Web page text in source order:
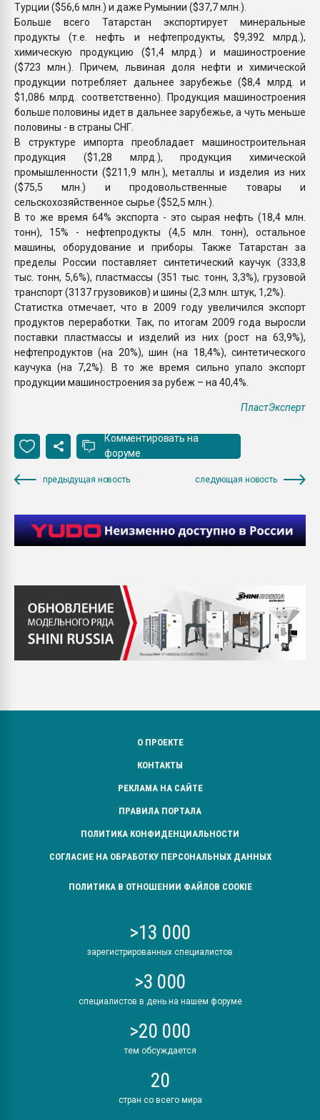
Турции ($56,6 млн.) и даже Румынии ($37,7 млн.).
Больше всего Татарстан экспортирует минеральные
продукты (т.е. нефть и нефтепродукты, $9,392 млрд.),
химическую продукцию ($1,4 млрд.) и машиностроение
($723 млн.). Причем, львиная доля нефти и химической
продукции потребляет дальнее зарубежье ($8,4 млрд. и
$1,086 млрд. соответственно). Продукция машиностроения
больше половины идет в дальнее зарубежье, а чуть меньше
половины - в страны СНГ.
В структуре импорта преобладает машиностроительная
продукция ($1,28 млрд.), продукция химической
промышленности ($211,9 млн.), металлы и изделия из них
($75,5 млн.) и продовольственные товары и
сельскохозяйственное сырье ($52,5 млн.).
В то же время 64% экспорта - это сырая нефть (18,4 млн.
тонн), 15% - нефтепродукты (4,5 млн. тонн), остальное
машины, оборудование и приборы. Также Татарстан за
пределы России поставляет синтетический каучук (333,8
тыс. тонн, 5,6%), пластмассы (351 тыс. тонн, 3,3%), грузовой
транспорт (3137 грузовиков) и шины (2,3 млн. штук, 1,2%).
Статистка отмечает, что в 2009 году увеличился экспорт
продуктов переработки. Так, по итогам 2009 года выросли
поставки пластмассы и изделий из них (рост на 63,9%),
нефтепродуктов (на 20%), шин (на 18,4%), синтетического
каучука (на 7,2%). В то же время сильно упало экспорт
продукции машиностроения за рубеж – на 40,4%.
ПластЭксперт
Комментировать на
форуме
предыдущая новость следующая новость
О ПРОЕКТЕ
КОНТАКТЫ
РЕКЛАМА НА САЙТЕ
ПРАВИЛА ПОРТАЛА
ПОЛИТИКА КОНФИДЕНЦИАЛЬНОСТИ
СОГЛАСИЕ НА ОБРАБОТКУ ПЕРСОНАЛЬНЫХ ДАННЫХ
ПОЛИТИКА В ОТНОШЕНИИ ФАЙЛОВ COOKIE
>13 000
зарегистрированных специалистов
>3 000
специалистов в день на нашем форуме
>20 000
тем обсуждается
20
стран со всего мира